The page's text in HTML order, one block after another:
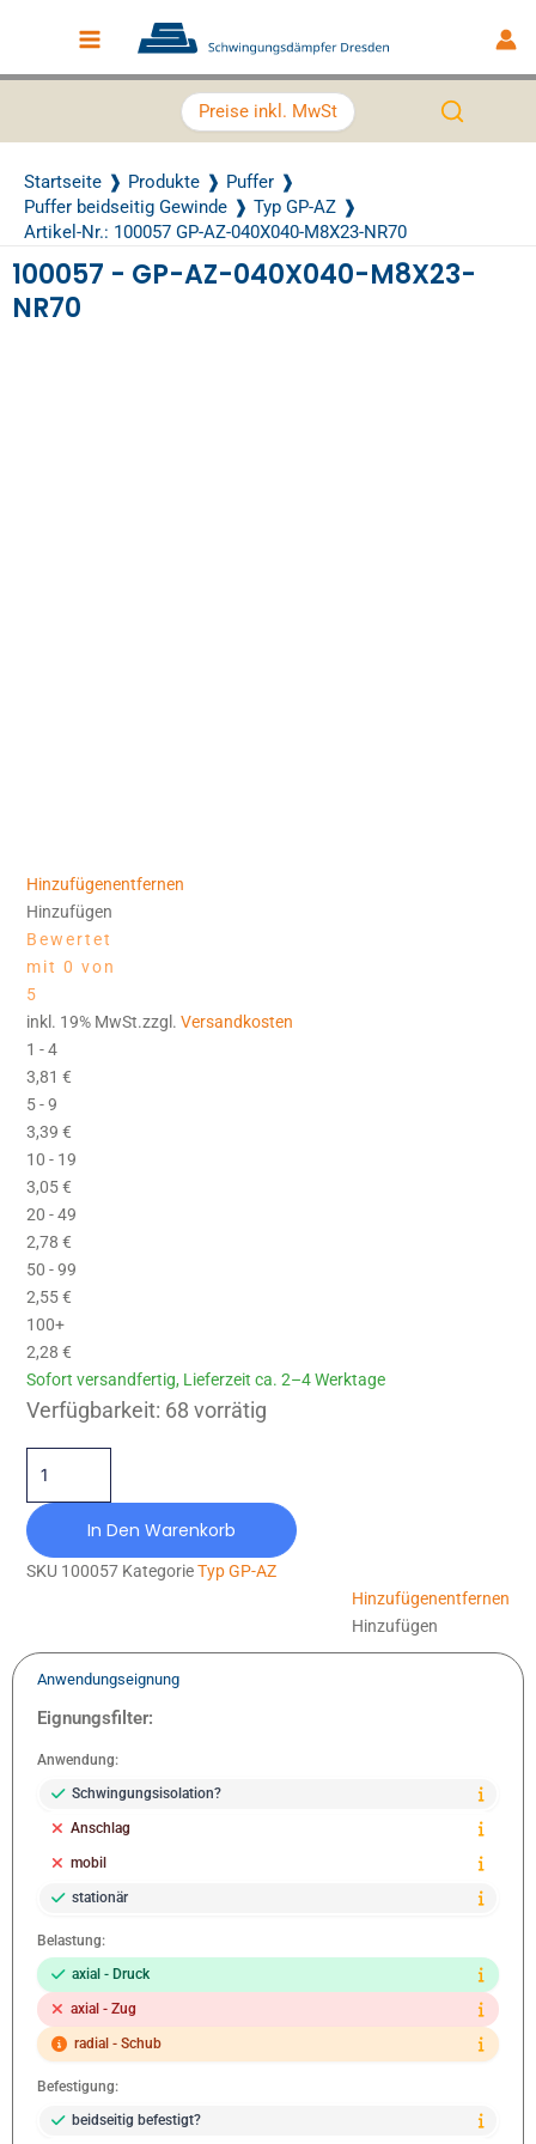
Main Menu
Preise inkl. MwSt
Startseite Produkte
Puffer
Puffer beidseitig Gewinde
Typ GP-AZ
Artikel-Nr.: 100057 GP-AZ-040X040-M8X23-NR70
100057 - GP-AZ-040X040-M8X23-
NR70
Hinzufügenentfernen
Hinzufügen
Bewertet
mit 0 von
5
Hinzufügenentfernen
Hinzufügen
inkl. 19% MwSt.zzgl.Versandkosten
1 - 4
3,81€
5 - 9
3,39€
10 - 19
3,05€
20 - 49
2,78€
50 - 99
2,55€
100+
2,28€
Sofort versandfertig, Lieferzeit ca. 2–4 Werktage
Verfügbarkeit: 68 vorrätig
GP-AZ-040X040-M8X23-NR70 Menge
In Den Warenkorb
SKU 100057 Kategorie Typ GP-AZ
Anwendungseignung
Eignungsfilter:
Anwendung:
Schwingungsisolation?
Anschlag
mobil
stationär
Belastung:
axial - Druck
axial - Zug
radial - Schub
Befestigung:
beidseitig befestigt?